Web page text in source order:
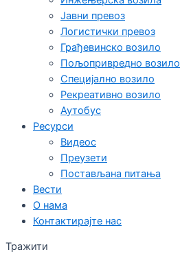
Јавни превоз
Логистички превоз
Грађевинско возило
Пољопривредно возило
Специјално возило
Рекреативно возило
Аутобус
Ресурси
Видеос
Преузети
Постављана питања
Вести
О нама
Контактирајте нас
Тражити